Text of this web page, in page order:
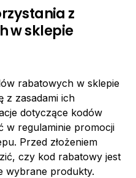
z
w sklepie
rabatowych w sklepie
z zasadami ich
dotyczące kodów
w regulaminie promocji
Przed złożeniem
czy kod rabatowy jest
wybrane produkty.